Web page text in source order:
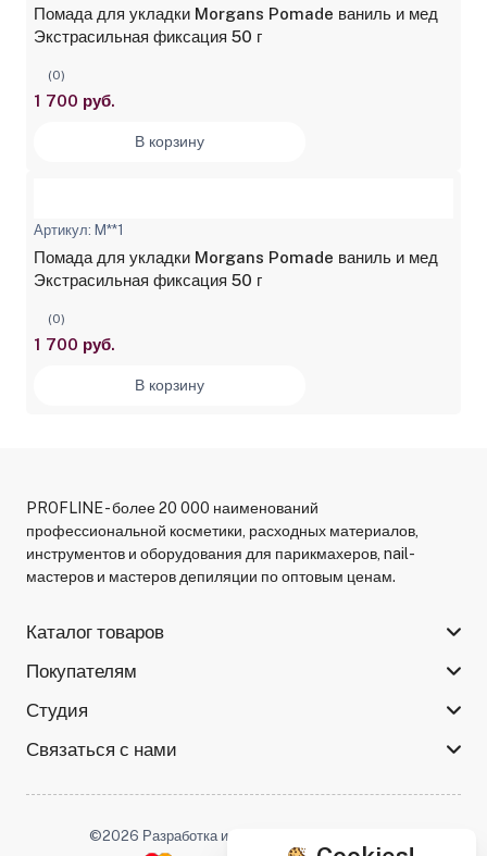
Помада для укладки Morgans Pomade ваниль и мед
Экстрасильная фиксация 50 г
(0)
1 700 руб.
В корзину
Артикул: M**1
Помада для укладки Morgans Pomade ваниль и мед
Экстрасильная фиксация 50 г
(0)
1 700 руб.
В корзину
PROFLINE - более 20 000 наименований
профессиональной косметики, расходных материалов,
инструментов и оборудования для парикмахеров, nail-
мастеров и мастеров депиляции по оптовым ценам.
Каталог товаров
Покупателям
Студия
Связаться с нами
©2026 Разработка и поддержка -